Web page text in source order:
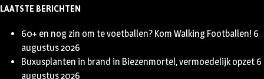
LAATSTE BERICHTEN
60+ en nog zin om te voetballen? Kom Walking Footballen! 6
augustus 2026
Buxusplanten in brand in Biezenmortel, vermoedelijk opzet 6
augustus 2026